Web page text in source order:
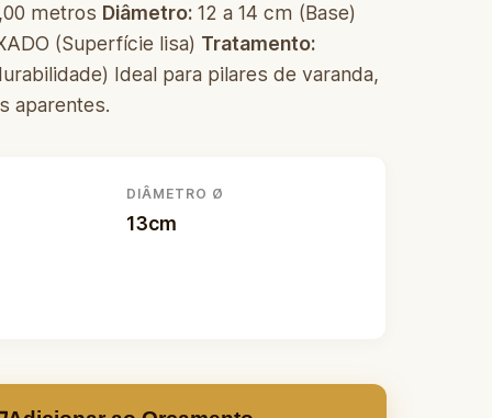
metros Diâmetro: 12 a 14 cm (Base)
(Superfície lisa) Tratamento:
Ideal para pilares de varanda,
aparentes.
DIÂMETRO Ø
13cm